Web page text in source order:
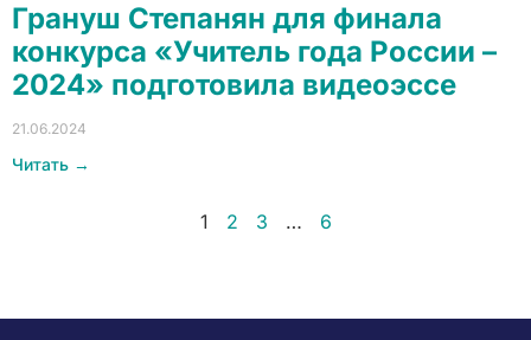
Грануш Степанян для финала
конкурса «Учитель года России –
2024» подготовила видеоэссе
21.06.2024
Читать →
1 2 3 … 6